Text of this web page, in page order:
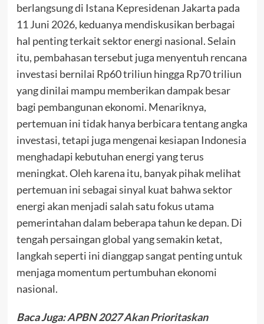
berlangsung di Istana Kepresidenan Jakarta pada
11 Juni 2026, keduanya mendiskusikan berbagai
hal penting terkait sektor energi nasional. Selain
itu, pembahasan tersebut juga menyentuh rencana
investasi bernilai Rp60 triliun hingga Rp70 triliun
yang dinilai mampu memberikan dampak besar
bagi pembangunan ekonomi. Menariknya,
pertemuan ini tidak hanya berbicara tentang angka
investasi, tetapi juga mengenai kesiapan Indonesia
menghadapi kebutuhan energi yang terus
meningkat. Oleh karena itu, banyak pihak melihat
pertemuan ini sebagai sinyal kuat bahwa sektor
energi akan menjadi salah satu fokus utama
pemerintahan dalam beberapa tahun ke depan. Di
tengah persaingan global yang semakin ketat,
langkah seperti ini dianggap sangat penting untuk
menjaga momentum pertumbuhan ekonomi
nasional.
Baca Juga:APBN 2027 Akan Prioritaskan